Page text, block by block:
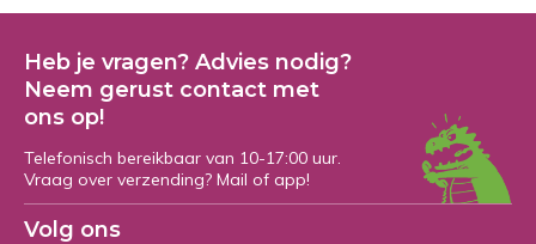
Heb je vragen? Advies nodig?
Neem gerust contact met
ons op!
Telefonisch bereikbaar van 10-17:00 uur.
Vraag over verzending? Mail of app!
Volg ons